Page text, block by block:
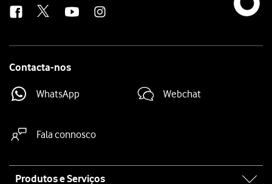
Contacta-nos
WhatsApp Webchat
Fala connosco
Produtos e Serviços